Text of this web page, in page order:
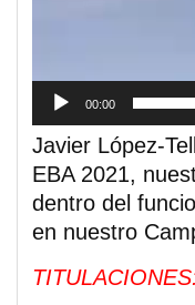
00:00
Javier López-
EBA 2021,
dentro del
en nuestro